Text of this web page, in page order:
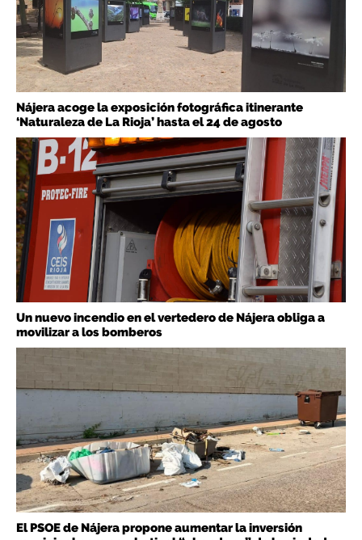
Nájera acoge la exposición fotográfica itinerante
‘Naturaleza de La Rioja’ hasta el 24 de agosto
Un nuevo incendio en el vertedero de Nájera obliga a
movilizar a los bomberos
El PSOE de Nájera propone aumentar la inversión